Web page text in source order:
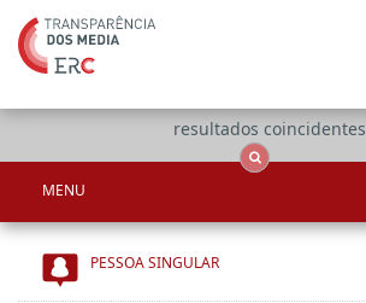
resultados coincidentes
MENU
PESSOA SINGULAR